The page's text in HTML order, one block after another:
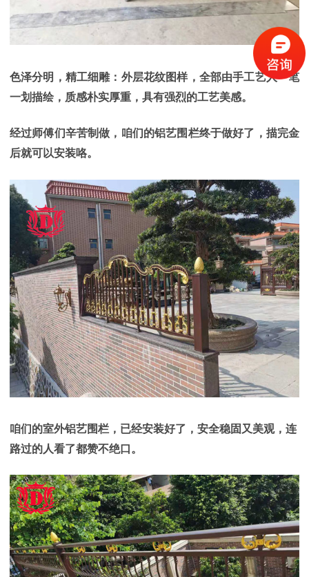
色泽分明，精工细雕： 外层花纹图样，全部由手工艺人一笔
一划描绘，质感朴实厚重，具有强烈的工艺美感。
经过师傅们辛苦制做，咱们的铝艺围栏终于做好了，描完金
后就可以安装咯。
咱们的室外铝艺围栏，已经安装好了，安全稳固又美观，连
路过的人看了都赞不绝口。